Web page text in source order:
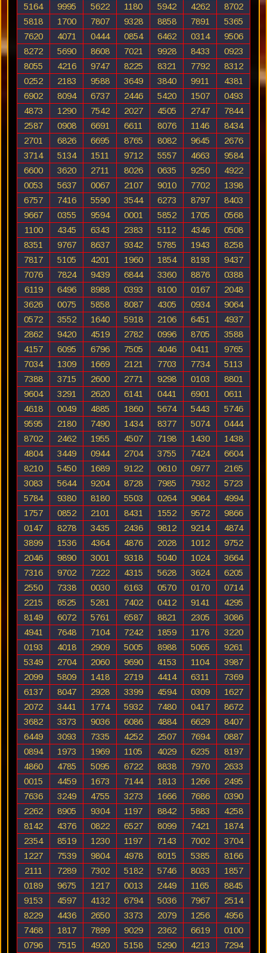
5164
9995 5622 1180 5942 4262
8702
5818
1700 7807 9328 8858 7891
5365
7620
4071 0444 0854 6462 0314
9506
8272
5690 8608 7021 9928 8433
0923
8055
4216 9747 8225 8321 7792
8312
0252
2183 9588 3649 3840 9911
4381
6902
8094 6737 2446 5420 1507
0493
4873
1290 7542 2027 4505 2747
7844
2587
0908 6691 6611 8076 1146
8434
2701
6826 6695 8765 8082 9645
2676
3714
5134 1511 9712 5557 4663
9584
6600
3620 2711 8026 0635 9250
4922
0053
5637 0067 2107 9010 7702
1398
6757
7416 5590 3544 6273 8797
8403
9667
0355 9594 0001 5852 1705
0568
1100
4345 6343 2383 5112 4346
0508
8351
9767 8637 9342 5785 1943
8258
7817
5105 4201 1960 1854 8193
9437
7076
7824 9439 6844 3360 8876
0388
6119
6496 8988 0393 8100 0167
2048
3626
0075 5858 8087 4305 0934
9064
0572
3552 1640 5918 2106 6451
4937
2862
9420 4519 2782 0996 8705
3588
4157
6095 6796 7505 4046 0411
9765
7034
1309 1669 2121 7703 7734
5113
7388
3715 2600 2771 9298 0103
8801
9604
3291 2620 6141 0441 6901
0611
4618
0049 4885 1860 5674 5443
5746
9595
2180 7490 1434 8377 5074
0444
8702
2462 1955 4507 7198 1430
1438
4804
3449 0944 2704 3755 7424
6604
8210
5450 1689 9122 0610 0977
2165
3083
5644 9204 8728 7985 7932
5723
5784
9380 8180 5503 0264 9084
4994
1757
0852 2101 8431 1552 9572
9866
0147
8278 3435 2436 9812 9214
4874
3899
1536 4364 4876 2028 1012
9752
2046
9890 3001 9318 5040 1024
3664
7316
9702 7222 4315 5628 3624
6205
2550
7338 0030 6163 0570 0170
0714
2215
8525 5281 7402 0412 9141
4295
8149
6072 5761 6587 8821 2305
3086
4941
7648 7104 7242 1859 1176
3220
0193
4018 2909 5005 8988 5065
9261
5349
2704 2060 9690 4153 1104
3987
2099
5809 1418 2719 4414 6311
7369
6137
8047 2928 3399 4594 0309
1627
2072
3441 1774 5932 7480 0417
8672
3682
3373 9036 6086 4884 6629
8407
6449
3093 7335 4252 2507 7694
0887
0894
1973 1969 1105 4029 6235
8197
4860
4785 5095 6722 8838 7970
2633
0015
4459 1673 7144 1813 1266
2495
7636
3249 4755 3273 1666 7686
0390
2262
8905 9304 1197 8842 5883
4258
8142
4376 0822 6527 8099 7421
1874
2354
8519 1230 1197 7143 7002
3704
1227
7539 9804 4978 8015 5385
8166
2111
7289 7302 5182 5746 8033
1857
0189
9675 1217 0013 2449 1165
8845
9153
4597 4132 6794 5036 7967
2514
8229
4436 2650 3373 2079 1256
4956
7468
1817 7899 9029 2362 6619
0100
0796
7515 4920 5158 5290 4213 7294